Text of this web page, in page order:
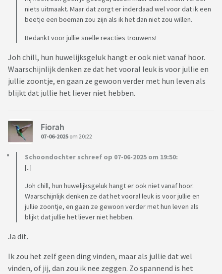
niets uitmaakt. Maar dat zorgt er inderdaad wel voor dat ik een
beetje een boeman zou zijn als ik het dan niet zou willen.
Bedankt voor jullie snelle reacties trouwens!
Joh chill, hun huwelijksgeluk hangt er ook niet vanaf hoor.
Waarschijnlijk denken ze dat het vooral leuk is voor jullie en
jullie zoontje, en gaan ze gewoon verder met hun leven als
blijkt dat jullie het liever niet hebben.
Fiorah
07-06-2025 om 20:22
Schoondochter schreef op 07-06-2025 om 19:50:
[..]
Joh chill, hun huwelijksgeluk hangt er ook niet vanaf hoor.
Waarschijnlijk denken ze dat het vooral leuk is voor jullie en
jullie zoontje, en gaan ze gewoon verder met hun leven als
blijkt dat jullie het liever niet hebben.
Ja dit.
Ik zou het zelf geen ding vinden, maar als jullie dat wel
vinden, of jij, dan zou ik nee zeggen. Zo spannend is het